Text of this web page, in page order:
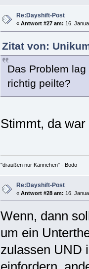
Re:Dayshift-Post
« Antwort #27 am: 16.
Zitat von:
Das Problem
richtig peilte?
Stimmt, da
"draußen nur Kännchen" - Bodo
Re:Dayshift-Post
« Antwort #28 am: 16.
Wenn, dann
um ein
zulassen UND